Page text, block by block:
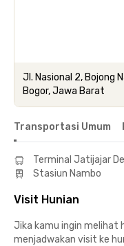
Jl. Nasional 2, Bojong
Bogor, Jawa Barat
Transportasi Umum
Terminal Jatijajar
Stasiun Nambo
Visit Hunian
Jika kamu ingin melihat
menjadwakan visit ke